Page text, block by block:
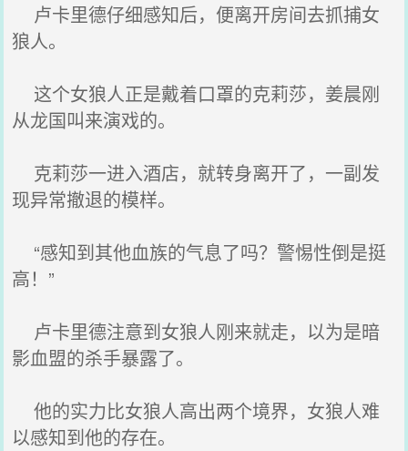
卢卡里德仔细感知后，便离开房间去抓捕女
狼人。
这个女狼人正是戴着口罩的克莉莎，姜晨刚
从龙国叫来演戏的。
克莉莎一进入酒店，就转身离开了，一副发
现异常撤退的模样。
“感知到其他血族的气息了吗？警惕性倒是挺
高！”
卢卡里德注意到女狼人刚来就走，以为是暗
影血盟的杀手暴露了。
他的实力比女狼人高出两个境界，女狼人难
以感知到他的存在。